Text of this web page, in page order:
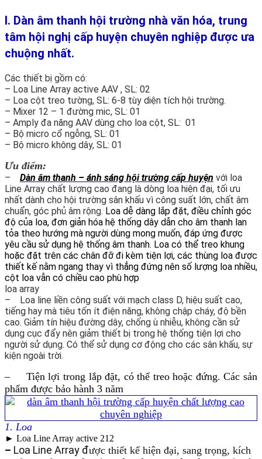
I. Dàn âm thanh hội trường nhà văn hóa, trung
tâm hội nghị cấp huyện chuyên nghiệp được ưa
chuộng nhất.
Các thiết bị gồm có:
– Loa Line Array active AAV , SL: 02
– Loa cột treo tường, SL: 6-8 tùy diện tích hội trường.
– Mixer 12 – 1 đường mic, SL: 01
– Amply đa năng AAV dùng cho loa cột, SL: 01
– Bộ micro cổ ngỗng, SL: 01
– Bộ micro không dây, SL: 01
Ưu điểm:
– Dàn âm thanh – ánh sáng hội trường cấp huyện với loa
Line Array chất lượng cao đang là dòng loa hiện đại, tối ưu
nhất dành cho hội trường sân khấu vì công suất lớn, chất âm
chuẩn, góc phủ âm rộng. Loa dễ dàng lắp đặt, điều chỉnh góc
độ của loa, đơn giản hóa hệ thống dây dẫn cho âm thanh lan
tỏa theo hướng mà người dùng mong muốn, đáp ứng được
yêu cầu sử dụng hệ thống âm thanh. Loa có thể treo khung
hoặc đặt trên các chân đỡ đi kèm tiện lợi, các thùng loa được
thiết kế nằm ngang thay vì thẳng đứng nên số lượng loa nhiều,
cột loa vẫn có chiều cao phù hợp
loa array
– Loa line liền công suất với mạch class D, hiệu suất cao,
tiếng hay mà tiêu tốn ít điện năng, không chập cháy, độ bền
cao. Giảm tín hiệu đường dây, chống ù nhiễu, không cần sử
dụng cục đẩy nên giảm thiết bị trong hệ thống tiện lợi cho
người sử dụng. Có thể sử dụng cơ động cho các sân khấu, sự
kiện ngoài trời.
– Tiện lợi trong lắp đặt, có thể treo hoặc đứng. Các sản
phẩm được bảo hành 3 năm
1. Loa
► Loa Line Array active 212
– Loa Line Array được thiết kế hiện đại, sang trọng, kích